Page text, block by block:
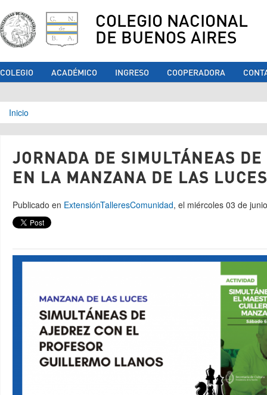
COLEGIO NACIONAL
DE BUENOS AIRES
COLEGIO ACADÉMICO INGRESO COOPERADORA
Se encuentra usted aquí
Inicio
JORNADA DE SIMULTÁNEAS
EN LA MANZANA DE LAS LUCES
Publicado en ExtensiónTalleresComunidad, el miércoles 03 de